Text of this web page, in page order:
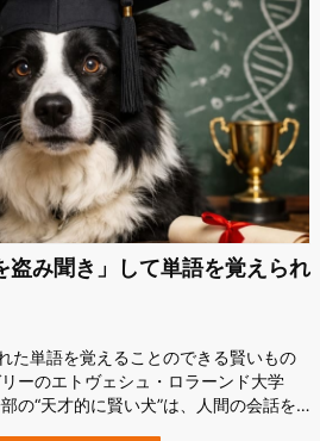
盗み聞き」して単語を覚えられ
た単語を覚えることのできる賢いもの
ーのエトヴェシュ・ロラーンド大学
の“天才的に賢い犬”は、人間の会話を